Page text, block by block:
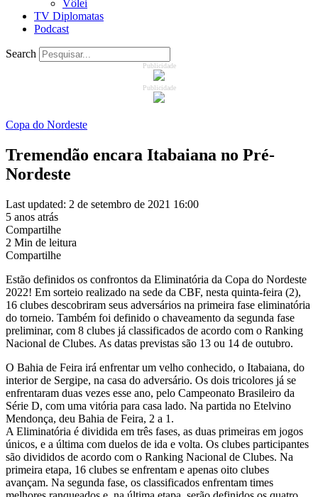
Vôlei
TV Diplomatas
Podcast
Search
Publicidade
Publicidade
Copa do Nordeste
Tremendão encara Itabaiana no Pré-
Nordeste
Last updated: 2 de setembro de 2021 16:00
5 anos atrás
Compartilhe
2 Min de leitura
Compartilhe
Estão definidos os confrontos da Eliminatória da Copa do Nordeste
2022! Em sorteio realizado na sede da CBF, nesta quinta-feira (2),
16 clubes descobriram seus adversários na primeira fase eliminatória
do torneio. Também foi definido o chaveamento da segunda fase
preliminar, com 8 clubes já classificados de acordo com o Ranking
Nacional de Clubes. As datas previstas são 13 ou 14 de outubro.
O Bahia de Feira irá enfrentar um velho conhecido, o Itabaiana, do
interior de Sergipe, na casa do adversário. Os dois tricolores já se
enfrentaram duas vezes esse ano, pelo Campeonato Brasileiro da
Série D, com uma vitória para casa lado. Na partida no Etelvino
Mendonça, deu Bahia de Feira, 2 a 1.
A Eliminatória é dividida em três fases, as duas primeiras em jogos
únicos, e a última com duelos de ida e volta. Os clubes participantes
são divididos de acordo com o Ranking Nacional de Clubes. Na
primeira etapa, 16 clubes se enfrentam e apenas oito clubes
avançam. Na segunda fase, os classificados enfrentam times